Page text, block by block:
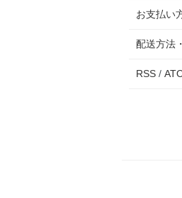
お支払い
配送方法
RSS /